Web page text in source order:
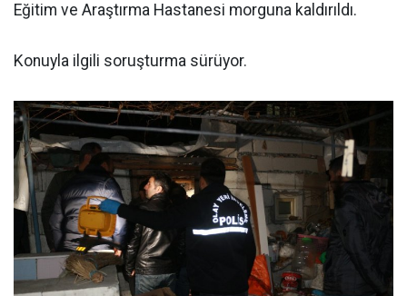
Eğitim ve Araştırma Hastanesi morguna kaldırıldı.
Konuyla ilgili soruşturma sürüyor.